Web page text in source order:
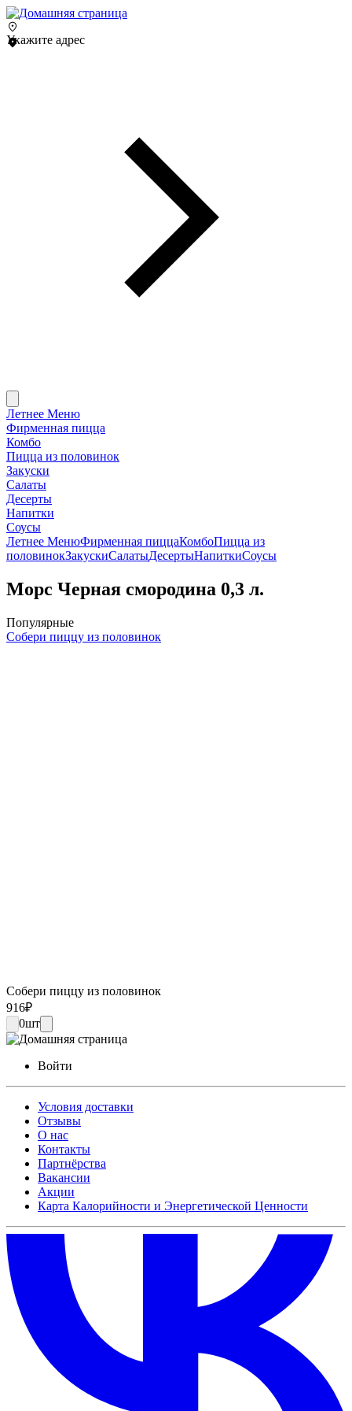
Укажите адрес
Летнее Меню
Фирменная пицца
Комбо
Пицца из половинок
Закуски
Салаты
Десерты
Напитки
Соусы
Летнее МенюФирменная пиццаКомбоПицца из
половинокЗакускиСалатыДесертыНапиткиСоусы
Морс Черная смородина 0,3 л.
Популярные
Собери пиццу из половинок
Собери пиццу из половинок
916₽
0шт
Войти
Условия доставки
Отзывы
О нас
Контакты
Партнёрства
Вакансии
Акции
Карта Калорийности и Энергетической Ценности